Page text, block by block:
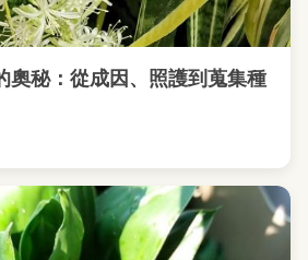
奧秘：從成因、照護到蒐集種